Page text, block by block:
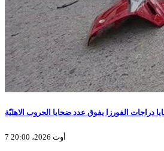
الفورزا يفوق عدد ضحايا الحروب الاهليّة
7 أوت 2026، 20:00